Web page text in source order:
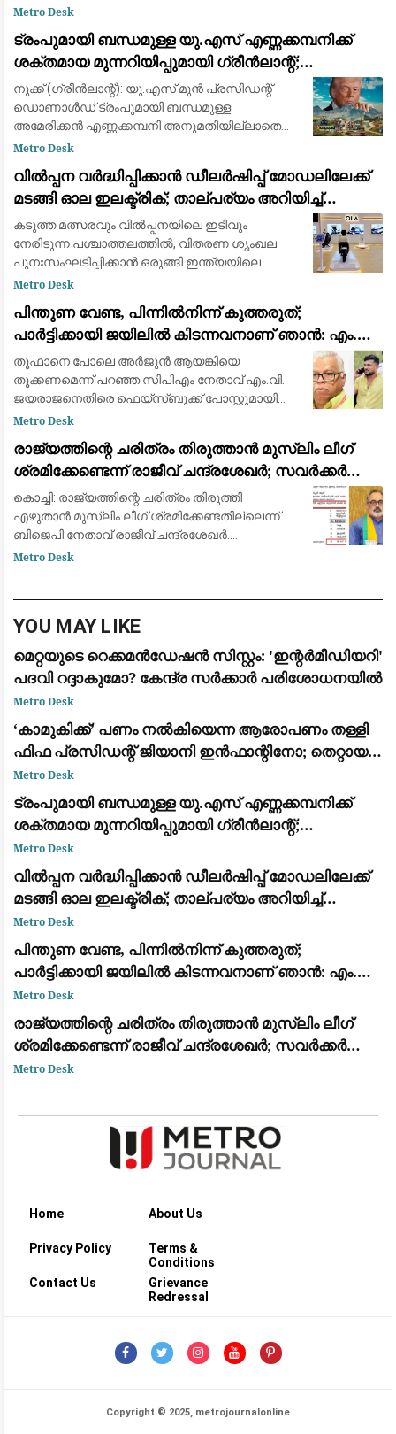
ഓർഗനൈസേഷന്റെ പണം നൽകി
തള്ളി ഫിഫ പ്രസിഡന്റ് ജിയാനി ഇൻഫാന്റിനോ.
ബ്രിട്ട
Metro Desk
ട്രംപുമായി ബന്ധമുള്ള യു.എസ് എണ്ണക്കമ്പനിക്ക്
ശക്തമായ മുന്നറിയിപ്പുമായി ഗ്രീൻലാന്റ്;
അനുമതിയില്ലാതെ ഡ്രില്ലിംഗ് ഉപകരണങ്ങൾ
എത്തിച്ചതിൽ അമർഷം
നുക്ക് (ഗ്രീൻലാന്റ്): യു.എസ് മുൻ പ്രസിഡന്റ്
ഡൊണാൾഡ് ട്രംപുമായി ബന്ധമുള്ള
അമേരിക്കൻ എണ്ണക്കമ്പനി അനുമതിയില്ലാതെ
ഖനന സാമഗ്രികൾ കരയിലെത്തിച്ച സംഭവത്തിൽ
കിഴക
Metro Desk
വിൽപ്പന വർദ്ധിപ്പിക്കാൻ ഡീലർഷിപ്പ് മോഡലിലേക്ക്
മടങ്ങി ഓല ഇലക്ട്രിക്; താല്പര്യം അറിയിച്ച്
ആയിരത്തോളം പേർ
കടുത്ത മത്സരവും വിൽപ്പനയിലെ ഇടിവും
നേരിടുന്ന പശ്ചാത്തലത്തിൽ, വിതരണ ശൃംഖല
പുനഃസംഘടിപ്പിക്കാൻ ഒരുങ്ങി ഇന്ത്യയിലെ
മുൻനിര ഇലക്ട്രിക് ഇരുചക്ര വാഹന
ഇതുവരെ കമ്പ
Metro Desk
പിന്തുണ വേണ്ട, പിന്നിൽനിന്ന് കുത്തരുത്;
പാർട്ടിക്കായി ജയിലിൽ കിടന്നവനാണ് ഞാൻ: എം.വി.
ജയരാജന് മറുപടിയുമായി അർജുൻ ആയങ്കി
തൂഫാനെ പോലെ അര്‍ജുന്‍ ആയങ്കിയെ
തൂക്കണമെന്ന് പറഞ്ഞ സിപിഎം നേതാവ് എം.വി.
ജയരാജനെതിരെ ഫെയ്സ്ബുക്ക് പോസ്റ്റുമായി
അര്‍ജുന്‍ ആയങ്കി. തനിക്ക് അയിത്തം
താനീ പ്രസ്
Metro Desk
രാജ്യത്തിന്റെ ചരിത്രം തിരുത്താൻ മുസ്ലിം ലീഗ്
ശ്രമിക്കേണ്ടെന്ന് രാജീവ് ചന്ദ്രശേഖർ; സവർക്കർ
ചോദ്യ വിവാദത്തിൽ ശക്തമായ പ്രതികരണം
കൊച്ചി: രാജ്യത്തിന്റെ ചരിത്രം തിരുത്തി
എഴുതാൻ മുസ്ലിം ലീഗ് ശ്രമിക്കേണ്ടതില്ലെന്ന്
ബിജെപി നേതാവ് രാജീവ് ചന്ദ്രശേഖർ.
സ്വാതന്ത്ര്യസമര ക്വിസ് മത്സരത്തിൽ വി.ഡി.
Metro Desk
YOU MAY LIKE
മെറ്റയുടെ റെക്കമൻഡേഷൻ സിസ്റ്റം: 'ഇന്റർമീഡിയറി'
പദവി റദ്ദാകുമോ? കേന്ദ്ര സർക്കാർ പരിശോധനയിൽ
Metro Desk
​‘കാമുകിക്ക്’ പണം നൽകിയെന്ന ആരോപണം തള്ളി
ഫിഫ പ്രസിഡന്റ് ജിയാനി ഇൻഫാന്റിനോ; തെറ്റായ
പ്രചാരണമെന്ന് പ്രതികരണം
Metro Desk
ട്രംപുമായി ബന്ധമുള്ള യു.എസ് എണ്ണക്കമ്പനിക്ക്
ശക്തമായ മുന്നറിയിപ്പുമായി ഗ്രീൻലാന്റ്;
അനുമതിയില്ലാതെ ഡ്രില്ലിംഗ് ഉപകരണങ്ങൾ
എത്തിച്ചതിൽ അമർഷം
Metro Desk
വിൽപ്പന വർദ്ധിപ്പിക്കാൻ ഡീലർഷിപ്പ് മോഡലിലേക്ക്
മടങ്ങി ഓല ഇലക്ട്രിക്; താല്പര്യം അറിയിച്ച്
ആയിരത്തോളം പേർ
Metro Desk
പിന്തുണ വേണ്ട, പിന്നിൽനിന്ന് കുത്തരുത്;
പാർട്ടിക്കായി ജയിലിൽ കിടന്നവനാണ് ഞാൻ: എം.വി.
ജയരാജന് മറുപടിയുമായി അർജുൻ ആയങ്കി
Metro Desk
രാജ്യത്തിന്റെ ചരിത്രം തിരുത്താൻ മുസ്ലിം ലീഗ്
ശ്രമിക്കേണ്ടെന്ന് രാജീവ് ചന്ദ്രശേഖർ; സവർക്കർ
ചോദ്യ വിവാദത്തിൽ ശക്തമായ പ്രതികരണം
Metro Desk
Home About Us
Privacy Policy
Terms &
Conditions
Contact Us
Grievance
Redressal
Copyright © 2025, metrojournalonline